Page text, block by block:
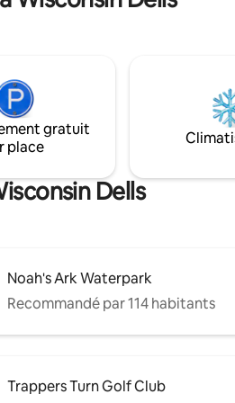
et
le
entendre, que vous soyez
25 minutes des Dells,
voudrez probablement
gratuit
place
Dells
Noah's Ark Waterpark
Recommandé par 114 habitants
Trappers Turn Golf Club